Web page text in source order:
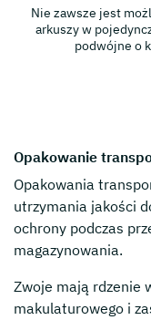
Nie zawsze jest
arkuszy w
podwójne o
Opakowanie
Opakowania
utrzymania jakości
ochrony podczas
magazynowania.
Zwoje mają rdzenie
makulaturowego i